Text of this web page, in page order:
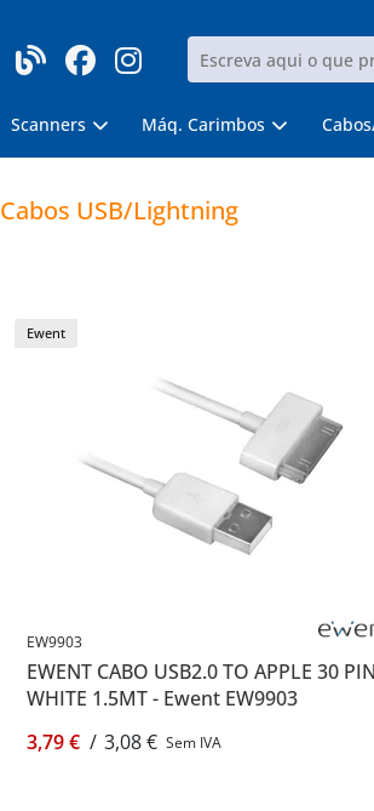
Scanners Máq. Carimbos
Cabos USB/Lightning
Ewent
EW9903
EWENT CABO USB2.0 TO APPLE 30 PIN
WHITE 1.5MT - Ewent EW9903
3,79 € / 3,08 € Sem IVA